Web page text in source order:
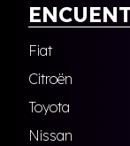
Fiat
Citroën
Toyota
Nissan